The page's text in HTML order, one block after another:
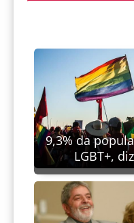
9,3% da
LGBT+,